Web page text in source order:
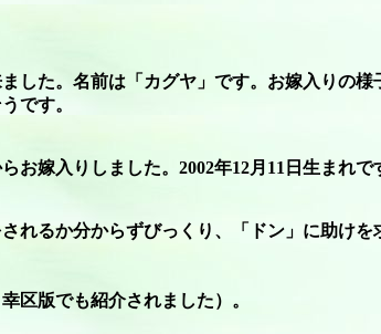
した。名前は「カグヤ」です。お嫁入りの
です。
お嫁入りしました。2002年12月11日生まれで
れるか分からずびっくり、「ドン」に助け
区版でも紹介されました）。